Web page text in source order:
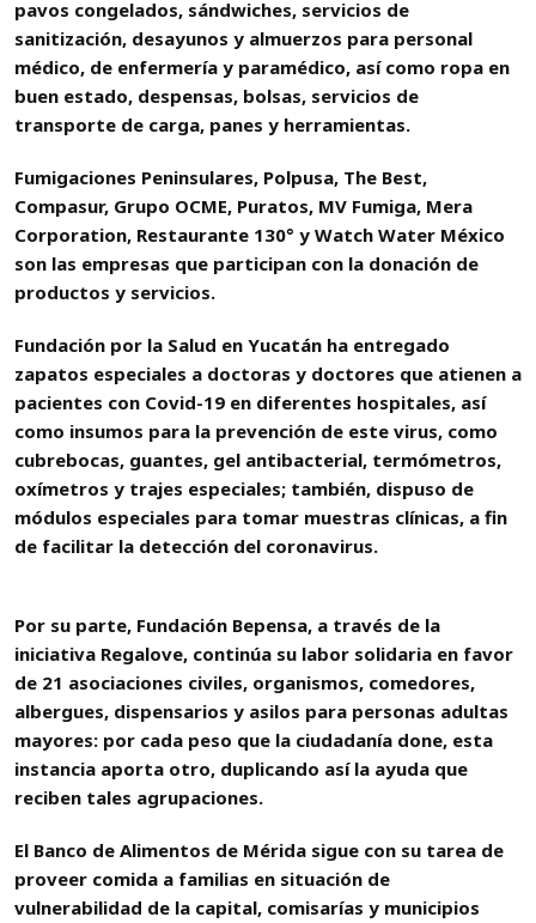
pavos congelados, sándwiches, servicios de
sanitización, desayunos y almuerzos para personal
médico, de enfermería y paramédico, así como ropa en
buen estado, despensas, bolsas, servicios de
transporte de carga, panes y herramientas.
Fumigaciones Peninsulares, Polpusa, The Best,
Compasur, Grupo OCME, Puratos, MV Fumiga, Mera
Corporation, Restaurante 130° y Watch Water México
son las empresas que participan con la donación de
productos y servicios.
Fundación por la Salud en Yucatán ha entregado
zapatos especiales a doctoras y doctores que atienen a
pacientes con Covid-19 en diferentes hospitales, así
como insumos para la prevención de este virus, como
cubrebocas, guantes, gel antibacterial, termómetros,
oxímetros y trajes especiales; también, dispuso de
módulos especiales para tomar muestras clínicas, a fin
de facilitar la detección del coronavirus.
Por su parte, Fundación Bepensa, a través de la
iniciativa Regalove, continúa su labor solidaria en favor
de 21 asociaciones civiles, organismos, comedores,
albergues, dispensarios y asilos para personas adultas
mayores: por cada peso que la ciudadanía done, esta
instancia aporta otro, duplicando así la ayuda que
reciben tales agrupaciones.
El Banco de Alimentos de Mérida sigue con su tarea de
proveer comida a familias en situación de
vulnerabilidad de la capital, comisarías y municipios